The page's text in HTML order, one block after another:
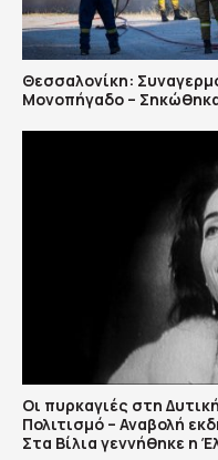
Θεσσαλονίκη:
Μονοπήγαδο –
Οι πυρκαγιές στη
Πολιτισμό – Αναβολή
Στα Βίλια γεννήθηκε η